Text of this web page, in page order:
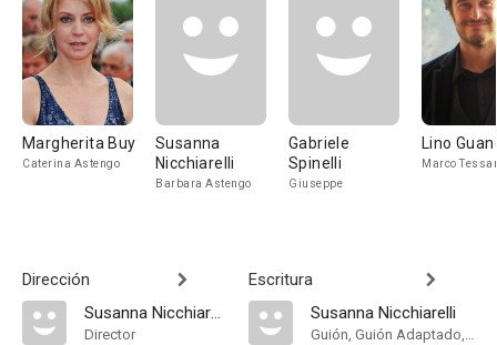
Margherita Buy
Caterina Astengo
Susanna
Nicchiarelli
Barbara Astengo
Gabriele
Spinelli
Giuseppe
Lino
Marco
Dirección
Susanna Nicchiarelli
Director
Escritura
Susanna Nicchiarelli
Guión, Guión Adaptado, Historia